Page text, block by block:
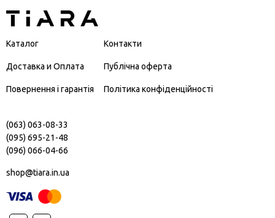
Каталог
Доставка и Оплата
Повернення і гарантія
Контакти
Публічна оферта
Політика конфіденційності
(063) 063-08-33
(095) 695-21-48
(096) 066-04-66
shop@tiara.in.ua